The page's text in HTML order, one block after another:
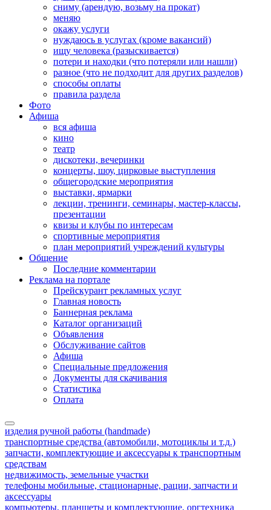
сниму (арендую, возьму на прокат)
меняю
окажу услуги
нуждаюсь в услугах (кроме вакансий)
ищу человека (разыскивается)
потери и находки (что потеряли или нашли)
разное (что не подходит для других разделов)
способы оплаты
правила раздела
Фото
Афиша
вся афиша
кино
театр
дискотеки, вечеринки
концерты, шоу, цирковые выступления
общегородские мероприятия
выставки, ярмарки
лекции, тренинги, семинары, мастер-классы,
презентации
квизы и клубы по интересам
спортивные мероприятия
план мероприятий учреждений культуры
Общение
Последние комментарии
Реклама на портале
Прейскурант рекламных услуг
Главная новость
Баннерная реклама
Каталог организаций
Объявления
Обслуживание сайтов
Афиша
Специальные предложения
Документы для скачивания
Статистика
Оплата
изделия ручной работы (handmade)
транспортные средства (автомобили, мотоциклы и т.д.)
запчасти, комплектующие и аксессуары к транспортным
средствам
недвижимость, земельные участки
телефоны мобильные, стационарные, рации, запчасти и
аксессуары
компьютеры, планшеты и комплектующие, оргтехника